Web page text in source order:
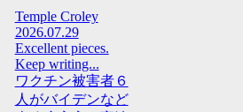
Temple Croley
2026.07.29
Excellent pieces.
Keep writing...
ワクチン被害者６
人がバイデンなど